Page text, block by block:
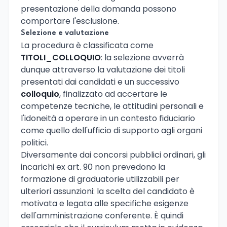
presentazione della domanda possono
comportare l'esclusione.
Selezione e valutazione
La procedura è classificata come
TITOLI_COLLOQUIO: la selezione avverrà
dunque attraverso la valutazione dei titoli
presentati dai candidati e un successivo
colloquio, finalizzato ad accertare le
competenze tecniche, le attitudini personali e
l'idoneità a operare in un contesto fiduciario
come quello dell'ufficio di supporto agli organi
politici.
Diversamente dai concorsi pubblici ordinari, gli
incarichi ex art. 90 non prevedono la
formazione di graduatorie utilizzabili per
ulteriori assunzioni: la scelta del candidato è
motivata e legata alle specifiche esigenze
dell'amministrazione conferente. È quindi